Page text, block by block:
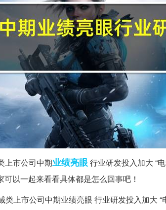
上市公司中期业绩亮眼行业研发投入加大 “
可以一起来看看具体都是怎么回事吧！
类上市公司中期业绩亮眼 行业研发投入加大